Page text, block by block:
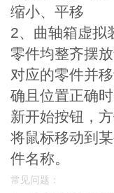
缩小、平移
2、曲轴箱虚拟
零件均整齐摆
对应的零件并
确且位置正确
新开始按钮，
将鼠标移动到
件名称。
常见问题：